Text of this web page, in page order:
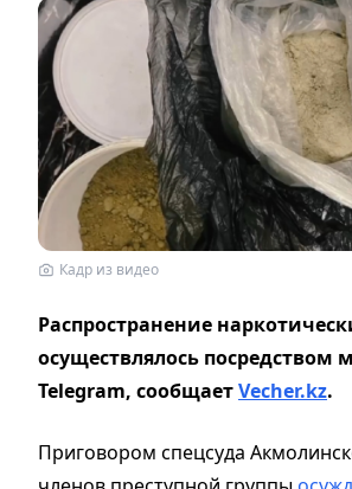
Кадр из видео
Распространение
осуществлялось посредством
Telegram, сообщаетVecher.kz.
Приговором спецсуда